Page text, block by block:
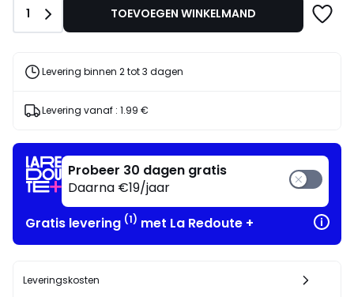
69.90
€
korting
toegepast.
Aantal
1 TOEVOEGEN WINKELMAND
Levering binnen 2 tot 3 dagen
Levering vanaf : 1.99 €
Probeer 30 dagen gratis
Daarna €19/jaar
Gratis levering (1) met La Redoute +
Leveringskosten